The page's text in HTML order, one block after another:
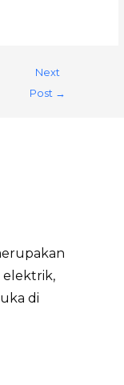
Next
Post →
elektrik,
di